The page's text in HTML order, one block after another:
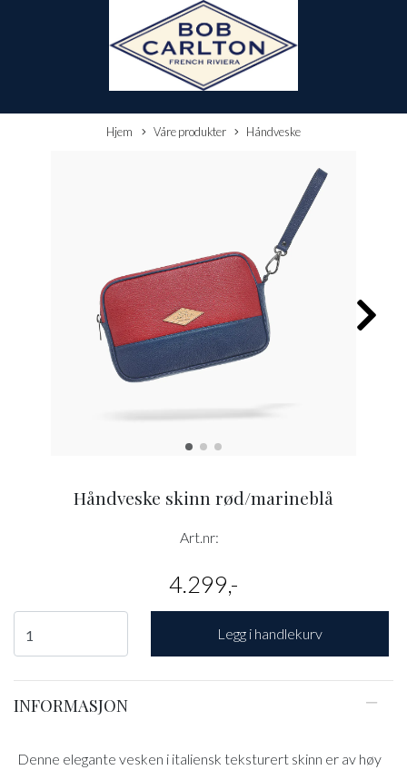
Hjem Våre produkter Håndveske
Håndveske skinn rød/marineblå
Art.nr:
4.299,-
Legg i handlekurv
INFORMASJON
Denne elegante vesken i italiensk teksturert skinn er av høy